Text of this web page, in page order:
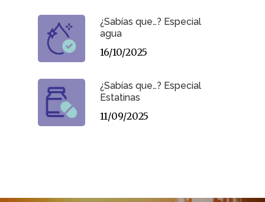
¿Sabías que…? Especial
agua
16/10/2025
¿Sabías que…? Especial
Estatinas
11/09/2025